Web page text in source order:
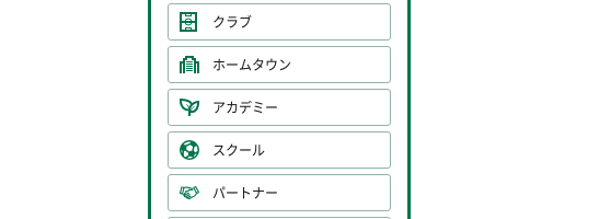
クラブ
ホームタウン
アカデミー
スクール
パートナー